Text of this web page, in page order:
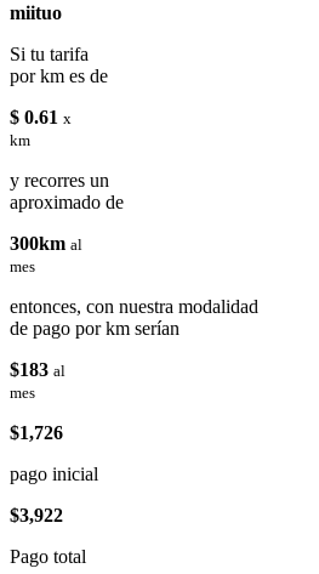
miituo
Si tu tarifa
por km es de
$ 0.61 x
km
y recorres un
aproximado de
300km al
mes
entonces, con nuestra modalidad
de pago por km serían
$183 al
mes
$1,726
pago inicial
$3,922
Pago total